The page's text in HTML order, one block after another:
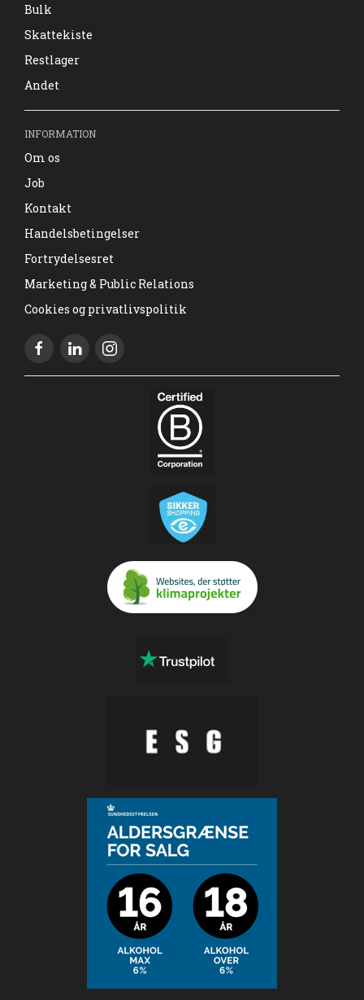
Bulk
Skattekiste
Restlager
Andet
INFORMATION
Om os
Job
Kontakt
Handelsbetingelser
Fortrydelsesret
Marketing & Public Relations
Cookies og privatlivspolitik